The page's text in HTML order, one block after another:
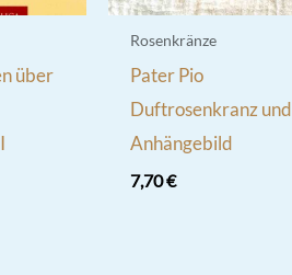
über
Rosenkränze
Pater Pio
Duftrosenkranz und
Anhängebild
7,70€